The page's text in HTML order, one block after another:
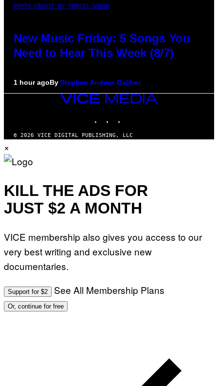
PHOTO CREDIT BY TRAVIS SHINN
New Music Friday: 5 Songs You
Need to Hear This Week (8/7)
1 hour agoBy Stephen Andrew Galiher
VICE
© 2026 VICE DIGITAL PUBLISHING, LLC
×
KILL THE ADS FOR
JUST $2 A MONTH
VICE membership also gives you access to our
very best writing and exclusive new
documentaries.
Support for $2 See All Membership Plans
Or, continue for free